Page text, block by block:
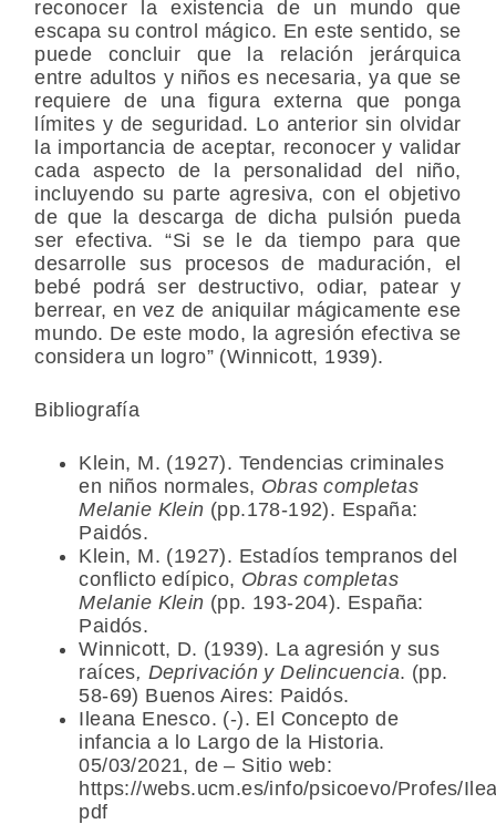
reconocer la existencia de un mundo que
escapa su control mágico. En este sentido, se
puede concluir que la relación jerárquica
entre adultos y niños es necesaria, ya que se
requiere de una figura externa que ponga
límites y de seguridad. Lo anterior sin olvidar
la importancia de aceptar, reconocer y validar
cada aspecto de la personalidad del niño,
incluyendo su parte agresiva, con el objetivo
de que la descarga de dicha pulsión pueda
ser efectiva. “Si se le da tiempo para que
desarrolle sus procesos de maduración, el
bebé podrá ser destructivo, odiar, patear y
berrear, en vez de aniquilar mágicamente ese
mundo. De este modo, la agresión efectiva se
considera un logro” (Winnicott, 1939).
Bibliografía
Klein, M. (1927). Tendencias criminales
en niños normales, Obras completas
Melanie Klein (pp.178-192). España:
Paidós.
Klein, M. (1927). Estadíos tempranos del
conflicto edípico, Obras completas
Melanie Klein (pp. 193-204). España:
Paidós.
Winnicott, D. (1939). La agresión y sus
raíces, Deprivación y Delincuencia. (pp.
58-69) Buenos Aires: Paidós.
Ileana Enesco. (-). El Concepto de
infancia a lo Largo de la Historia.
05/03/2021, de – Sitio web:
https://webs.ucm.es/info/psicoevo/Profes/
pdf